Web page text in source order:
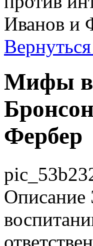
Иванов и
Мифы
Фербер
Описание